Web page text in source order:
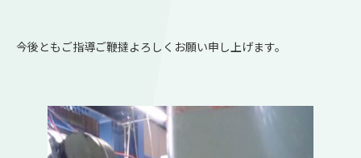
今後ともご指導ご鞭撻よろしくお願い申し上げます。